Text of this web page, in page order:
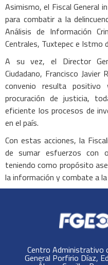
Asimismo, el Fiscal General
para combatir a la
Análisis de Información
Centrales, Tuxtepec e Istmo
A su vez, el Director
Ciudadano, Francisco
convenio resulta
procuración de justicia,
eficiente los procesos de
en el país.
Con estas acciones, la
de sumar esfuerzos con
teniendo como propósito
la información y combate a
Centro Administrativo
General Porfirio Díaz,